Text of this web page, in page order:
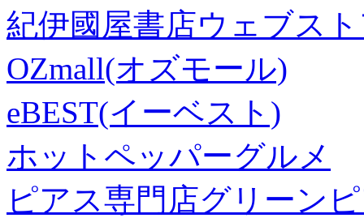
紀伊國屋書店ウェブス
OZmall(オズモール)
eBEST(イーベスト)
ホットペッパーグルメ
ピアス専門店グリーン